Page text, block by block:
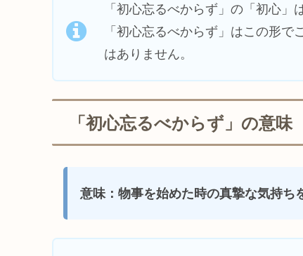
「初心忘るべからず」の「初心」
「初心忘るべからず」はこの形
はありません。
「初心忘るべからず」の意味
意味：物事を始めた時の真摯な気持ち